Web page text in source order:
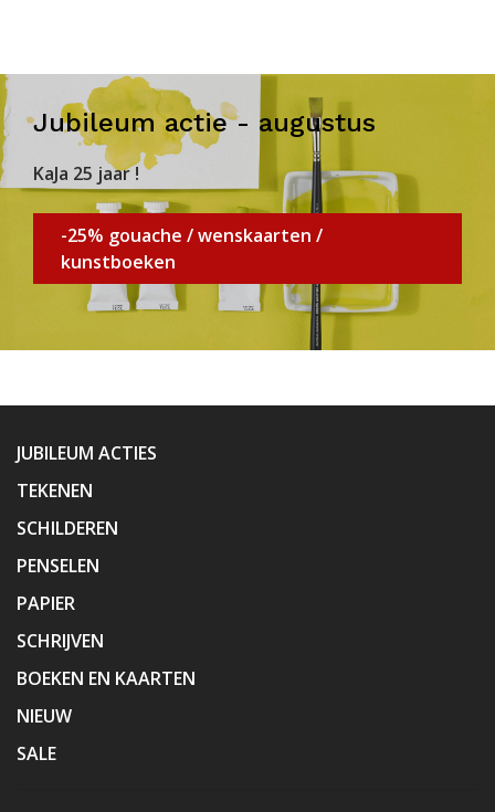
Jubileum actie - augustus
KaJa 25 jaar !
-25% gouache / wenskaarten /
kunstboeken
JUBILEUM ACTIES
TEKENEN
SCHILDEREN
PENSELEN
PAPIER
SCHRIJVEN
BOEKEN EN KAARTEN
NIEUW
SALE